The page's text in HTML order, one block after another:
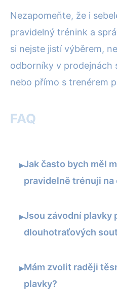
Nezapomeňte, že i
pravidelný trénink a
si nejste jistí výběrem,
odborníky v
nebo přímo s trenérem
FAQ
▸Jak často bych měl
pravidelně trénuji na
▸Jsou závodní plavky
dlouhotraťových
▸Mám zvolit raději
plavky?